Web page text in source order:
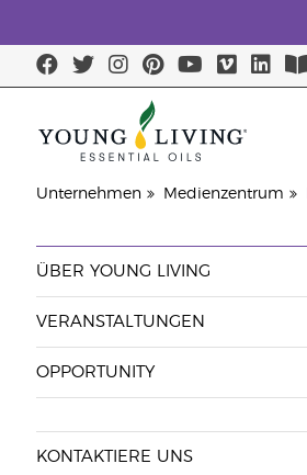
Unternehmen Medienzentrum
ÜBER YOUNG LIVING
VERANSTALTUNGEN
OPPORTUNITY
KONTAKTIERE UNS